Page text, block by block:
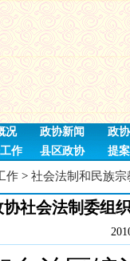
况 政协新闻
政
作 县区政协 提
作 > 社会法制和民族宗
协社会法制委组